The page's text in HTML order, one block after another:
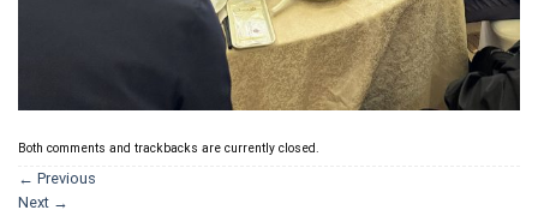
Both comments and trackbacks are currently closed.
← Previous
Next →